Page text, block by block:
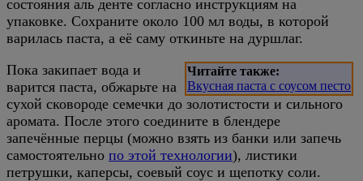
состояния аль денте согласно инструкциям на
упаковке. Сохраните около 100 мл воды, в которой
варилась паста, а её саму откиньте на дуршлаг.
Читайте также:
Вкусная паста с соусом песто
Пока закипает вода и
варится паста, обжарьте на
сухой сковороде семечки до золотистости и сильного
аромата. После этого соедините в блендере
запечённые перцы (можно взять из банки или запечь
самостоятельно по этой технологии), листики
петрушки, каперсы, соевый соус и щепотку соли.